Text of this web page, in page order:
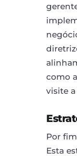
como
visite
Por
Esta